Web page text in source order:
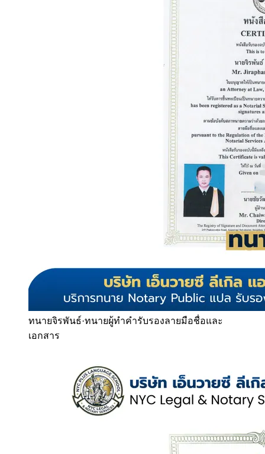
ทนายจิรพันธ์·ทนายผู้ทำคำรับรองลายมือชื่อและ
เอกสาร